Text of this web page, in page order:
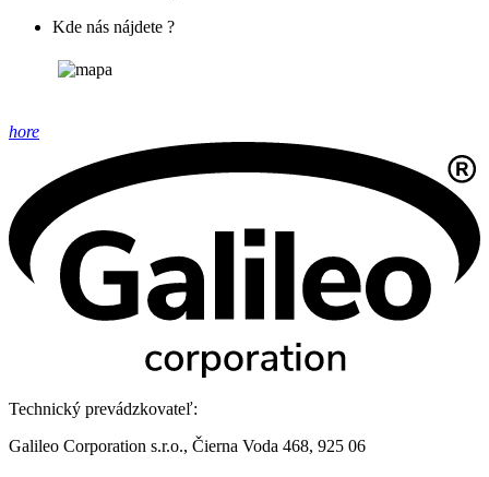
Kde nás nájdete ?
hore
Technický prevádzkovateľ:
Galileo Corporation s.r.o., Čierna Voda 468, 925 06